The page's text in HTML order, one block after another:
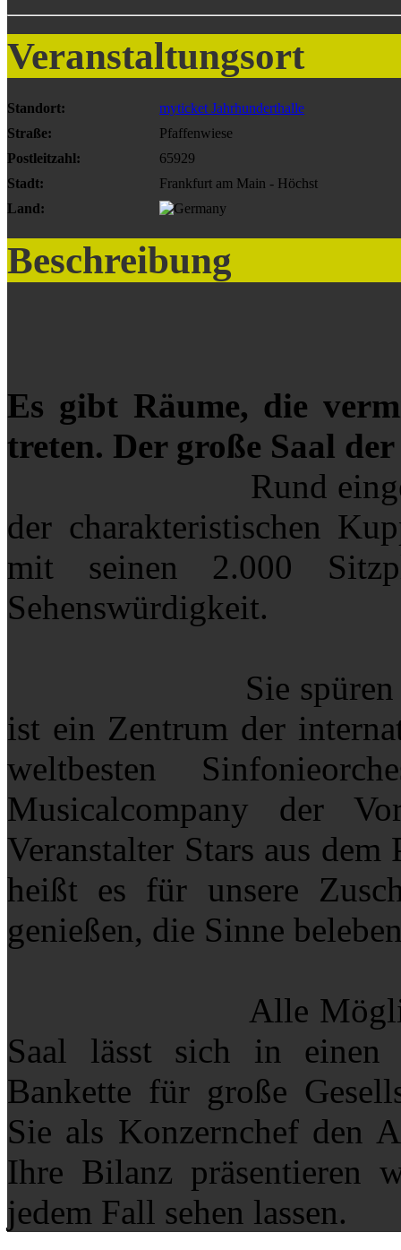
Veranstaltungsort
Standort:
myticket Jahrhunderthalle
Straße:
Pfaffenwiese
Postleitzahl:
65929
Stadt:
Frankfurt am Main - Höchst
Land:
Beschreibung
Es gibt Räume, die
treten. Der große Saal
Rund eingefasst
der charakteristischen
mit seinen 2.000
Sehenswürdigkeit.
Sie spüren es
ist ein Zentrum der
weltbesten
Musicalcompany der
Veranstalter Stars aus dem
heißt es für unsere
genießen, die Sinne
Alle
Saal lässt sich in
Bankette für große
Sie als Konzernchef den
Ihre Bilanz präsentieren
jedem Fall sehen lassen.